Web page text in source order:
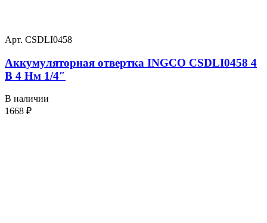
Арт. CSDLI0458
Аккумуляторная отвертка INGCO CSDLI0458 4
В 4 Нм 1/4″
В наличии
1668 ₽